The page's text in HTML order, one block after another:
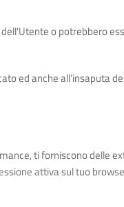
o potrebbero
ed anche all’insaputa
ti forniscono delle
attiva sul tuo